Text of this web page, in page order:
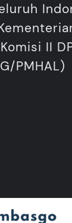
II
PMHAL)